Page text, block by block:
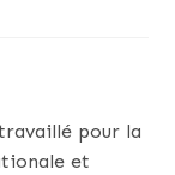
pour la
et